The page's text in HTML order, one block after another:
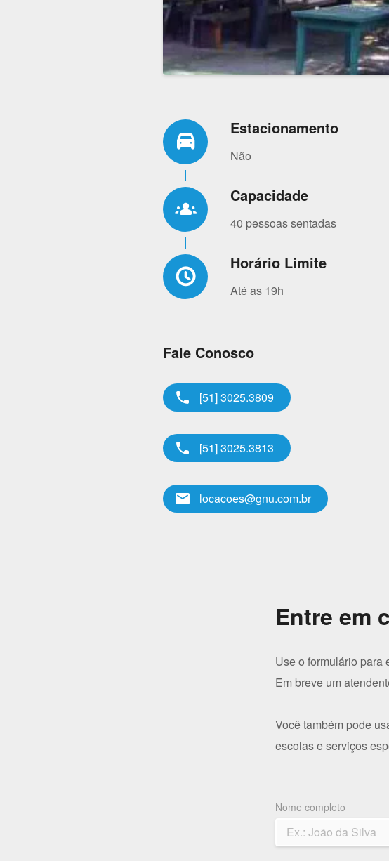
drive_eta
Estacionamento
Não
groups
Capacidade
40 pessoas sentadas
schedule
Horário Limite
Até as 19h
Fale Conosco
phone [51] 3025.3809
phone [51] 3025.3813
email locacoes@gnu.com.br
Entre em
Use o formulário para
Em breve um
Você também pode
escolas e serviços
Nome completo